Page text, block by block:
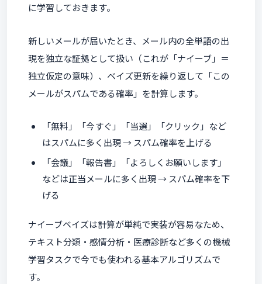
に学習しておきます。
新しいメールが届いたとき、メール内の全単語の出
現を独立な証拠として扱い（これが「ナイーブ」＝
独立仮定の意味）、ベイズ更新を繰り返して「この
メールがスパムである確率」を計算します。
「無料」「今すぐ」「当選」「クリック」など
はスパムに多く出現 → スパム確率を上げる
「会議」「報告書」「よろしくお願いします」
などは正当メールに多く出現 → スパム確率を下
げる
ナイーブベイズは計算が単純で実装が容易なため、
テキスト分類・感情分析・医療診断など多くの機械
学習タスクで今でも使われる基本アルゴリズムで
す。